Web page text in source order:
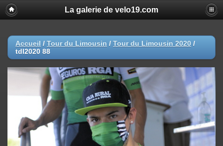
La galerie de velo19.com
Accueil / Tour du Limousin / Tour du Limousin 2020 /
tdl2020 88